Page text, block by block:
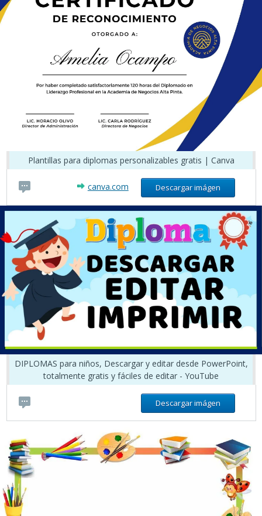
Plantillas para diplomas personalizables gratis | Canva
Descargar imágen
canva.com
DIPLOMAS para niños, Descargar y editar desde PowerPoint,
totalmente gratis y fáciles de editar - YouTube
Descargar imágen